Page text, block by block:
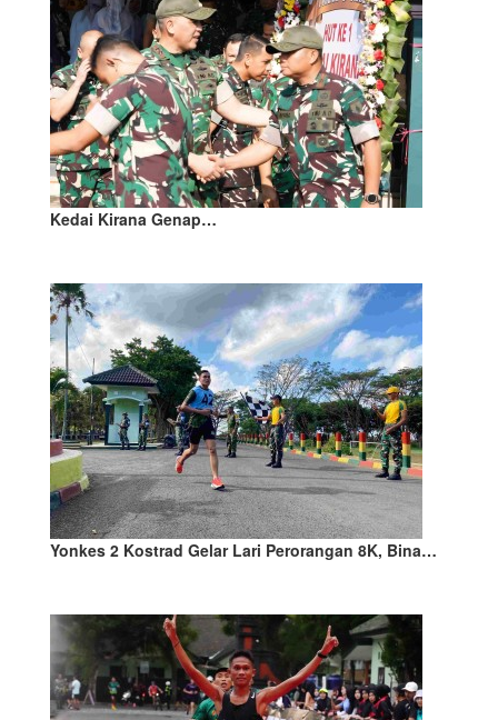
Kedai Kirana Genap…
Yonkes 2 Kostrad Gelar Lari Perorangan 8K, Bina…